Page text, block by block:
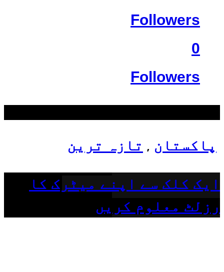
Followers
0
Followers
پاکستان , تازہ ترین
ایک کلک سے اپنے میٹرک کا
رزلٹ معلوم کریں